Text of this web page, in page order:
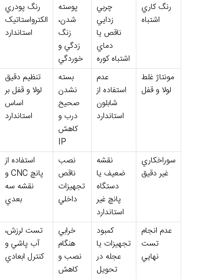
رنگ کاري
اشتباه
چربي
زدايي
ناقص يا
دماي
اشتباه کوره
پوسته
شدن،
زنگ
زدگي و
خوردگي
رنگ پودري
الکترواستاتيک
استاندارد
مونتاژ غلط
لولا و قفل
عدم
استفاده از
شابلون
استاندارد
بسته
نشدن
صحيح
درب و
کاهش
IP
تنظيم دقيق
لولا و قفل بر
اساس
استاندارد
سوراخکاري
غير دقيق
نقشه
ضعيف يا
دستگاه
پانچ غير
استاندارد
نصب
ناقص
تجهيزات
داخلي
استفاده از
پانچ CNC و
نقشه سه
بعدي
عدم انجام
تست
نهايي
کمبود
تجهيزات يا
عجله در
تحويل
خرابي
هنگام
نصب و
کاهش
تست لرزش،
آب پاشي و
کنترل ابعادي